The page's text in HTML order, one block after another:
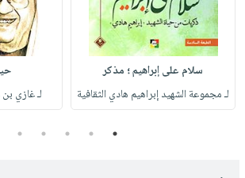
سلام على إبراهيم ؛ مذكر
لـ مجموعة الشهيد إبراهيم هادي الثقافية
لـ غازي
1
2
3
4
5